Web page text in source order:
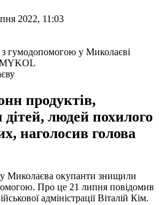
2022, 11:03
продуктів,
людей похилого
наголосив голова
Миколаєва окупанти знищили
Про це 21 липня повідомив
адміністрації Віталій Кім.